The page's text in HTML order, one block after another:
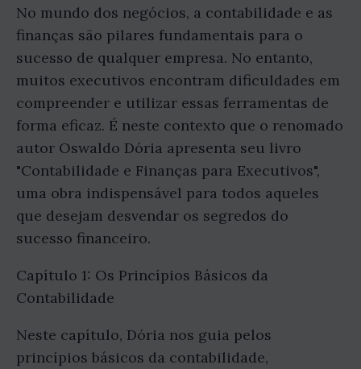
No mundo dos negócios, a contabilidade e as
finanças são pilares fundamentais para o
sucesso de qualquer empresa. No entanto,
muitos executivos encontram dificuldades em
compreender e utilizar essas ferramentas de
forma eficaz. É neste contexto que o renomado
autor Oswaldo Dória apresenta seu livro
"Contabilidade e Finanças para Executivos",
uma obra indispensável para todos aqueles
que desejam desvendar os segredos do
sucesso financeiro.
Capítulo 1: Os Princípios Básicos da
Contabilidade
Neste capítulo, Dória nos guia pelos
princípios básicos da contabilidade,